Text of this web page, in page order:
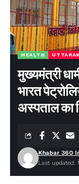
HEALTH
मुख्यमंत्री
भारत
अस्पताल का
Last updated:
Khabar 360